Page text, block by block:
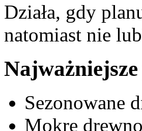
Działa, gdy
natomiast nie
Sezonowane
Mokre